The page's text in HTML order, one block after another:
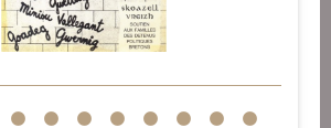
4 5 6 7 8 9 10 11